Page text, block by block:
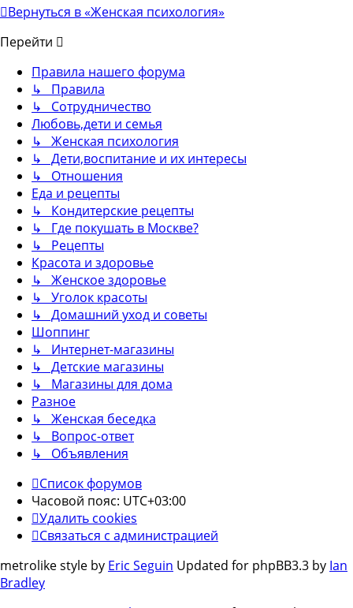
Вернуться в «Женская психология»
Перейти
Правила нашего форума
↳ Правила
↳ Сотрудничество
Любовь,дети и семья
↳ Женская психология
↳ Дети,воспитание и их интересы
↳ Отношения
Еда и рецепты
↳ Кондитерские рецепты
↳ Где покушать в Москве?
↳ Рецепты
Красота и здоровье
↳ Женское здоровье
↳ Уголок красоты
↳ Домашний уход и советы
Шоппинг
↳ Интернет-магазины
↳ Детские магазины
↳ Магазины для дома
Разное
↳ Женская беседка
↳ Вопрос-ответ
↳ Объявления
Список форумов
Часовой пояс: UTC+03:00
Удалить cookies
Связаться с администрацией
metrolike style by Eric Seguin Updated for phpBB3.3 by Ian
Bradley